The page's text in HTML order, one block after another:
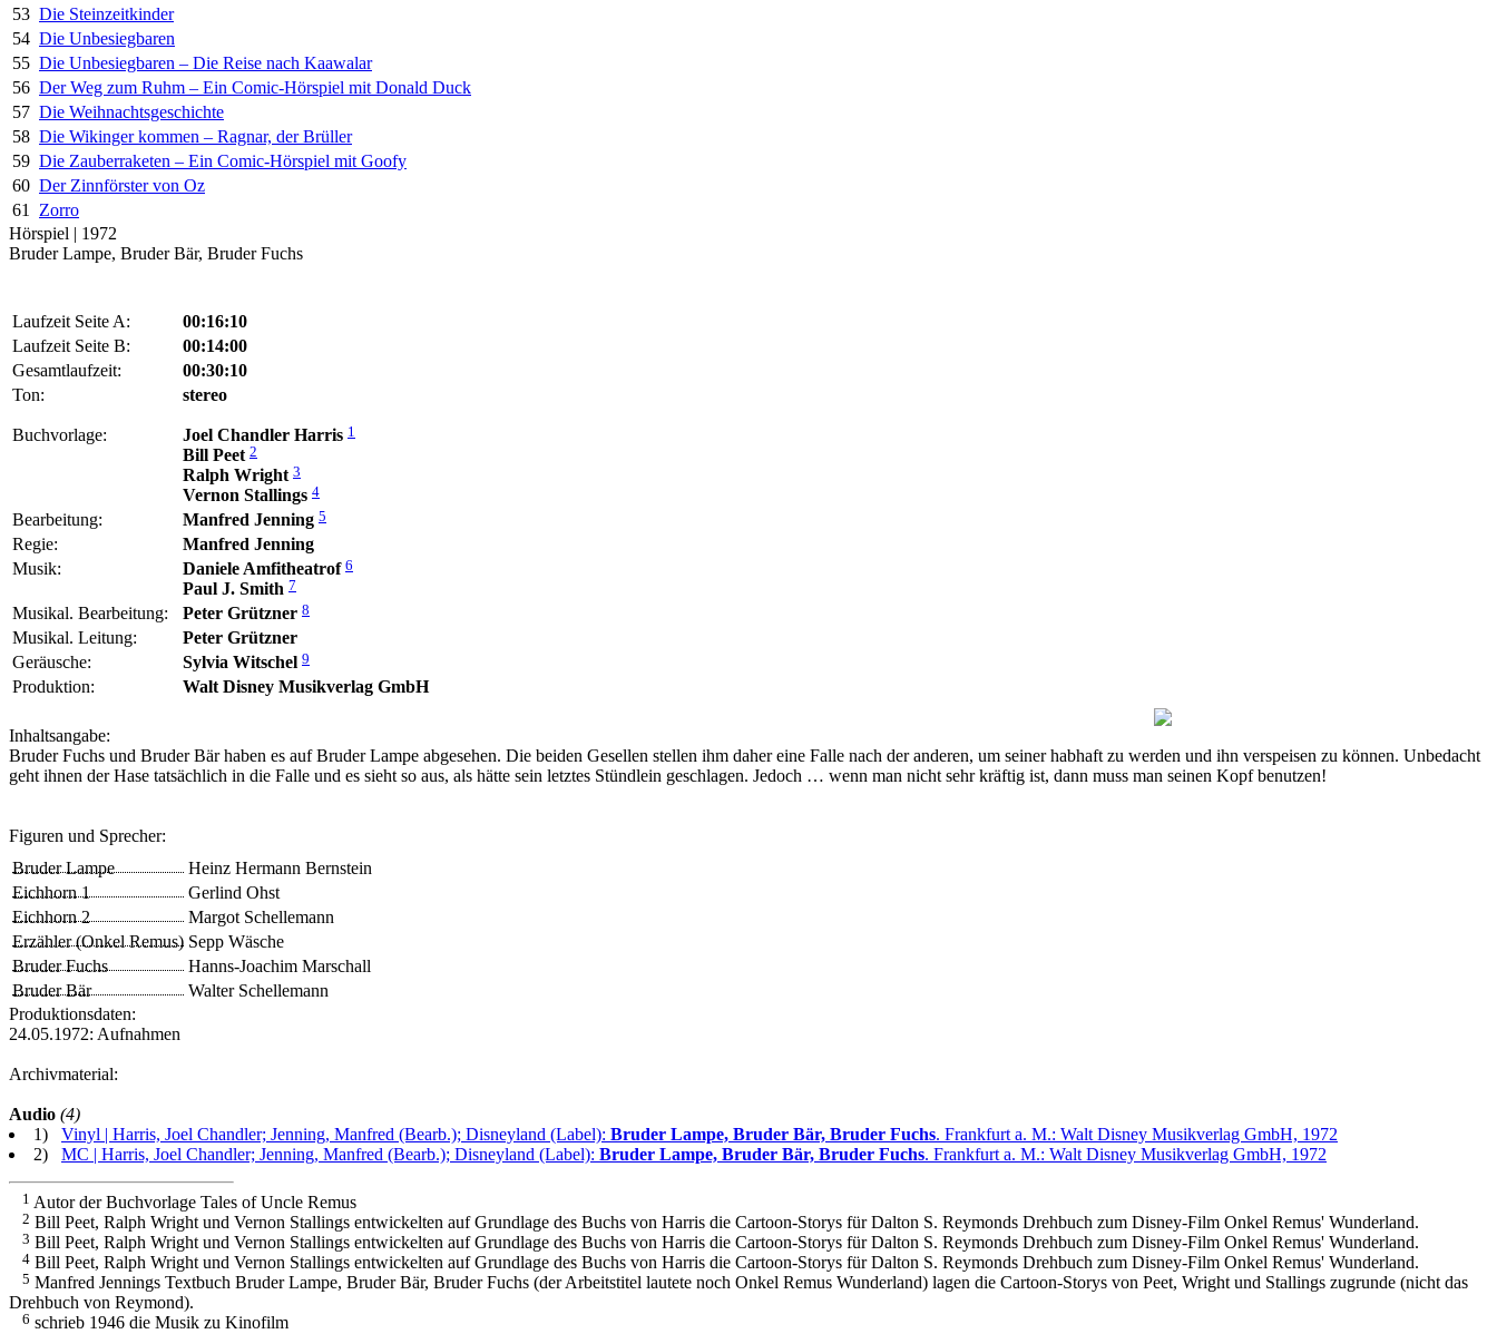
53 Die Steinzeitkinder
54 Die Unbesiegbaren
55 Die Unbesiegbaren – Die Reise nach Kaawalar
56 Der Weg zum Ruhm – Ein Comic-Hörspiel mit Donald Duck
57 Die Weihnachtsgeschichte
58 Die Wikinger kommen – Ragnar, der Brüller
59 Die Zauberraketen – Ein Comic-Hörspiel mit Goofy
60 Der Zinnförster von Oz
61
Zorro
Hörspiel | 1972
Bruder Lampe, Bruder Bär, Bruder Fuchs
Laufzeit Seite A:
00:16:10
Laufzeit Seite B:
00:14:00
Gesamtlaufzeit:
00:30:10
Ton:
stereo
Buchvorlage: Joel Chandler Harris 1
Bill Peet 2
Ralph Wright 3
Vernon Stallings 4
Bearbeitung: Manfred Jenning 5
Regie:
Manfred Jenning
Musik:
Daniele Amfitheatrof 6
Paul J. Smith 7
Musikal. Bearbeitung: Peter Grützner 8
Musikal. Leitung:
Peter Grützner
Geräusche:
Sylvia Witschel 9
Produktion: Walt Disney Musikverlag GmbH
Inhaltsangabe:
Bruder Fuchs und Bruder Bär haben es auf Bruder Lampe abgesehen. Die beiden Gesellen stellen ihm daher eine Falle nach der anderen, um seiner habhaft zu werden und ihn verspeisen zu können. Unbedacht
geht ihnen der Hase tatsächlich in die Falle und es sieht so aus, als hätte sein letztes Stündlein geschlagen. Jedoch … wenn man nicht sehr kräftig ist, dann muss man seinen Kopf benutzen!
Figuren und Sprecher:
Bruder Lampe
Heinz Hermann Bernstein
Eichhorn 1
Gerlind Ohst
Eichhorn 2
Margot Schellemann
Erzähler (Onkel Remus) Sepp Wäsche
Bruder Fuchs
Hanns-Joachim Marschall
Bruder Bär
Walter Schellemann
Produktionsdaten:
24.05.1972: Aufnahmen
Archivmaterial:
Audio (4)
1) Vinyl | Harris, Joel Chandler; Jenning, Manfred (Bearb.); Disneyland (Label): Bruder Lampe, Bruder Bär, Bruder Fuchs. Frankfurt a. M.: Walt Disney Musikverlag GmbH, 1972
2) MC | Harris, Joel Chandler; Jenning, Manfred (Bearb.); Disneyland (Label): Bruder Lampe, Bruder Bär, Bruder Fuchs. Frankfurt a. M.: Walt Disney Musikverlag GmbH, 1972
1 Autor der Buchvorlage Tales of Uncle Remus
2 Bill Peet, Ralph Wright und Vernon Stallings entwickelten auf Grundlage des Buchs von Harris die Cartoon-Storys fürDalton S. Reymonds Drehbuch zum Disney-Film Onkel Remus' Wunderland.
3 Bill Peet, Ralph Wright und Vernon Stallings entwickelten auf Grundlage des Buchs von Harris die Cartoon-Storys fürDalton S. Reymonds Drehbuch zum Disney-Film Onkel Remus' Wunderland.
4 Bill Peet, Ralph Wright und Vernon Stallings entwickelten auf Grundlage des Buchs von Harris die Cartoon-Storys fürDalton S. Reymonds Drehbuch zum Disney-Film Onkel Remus' Wunderland.
5 Manfred Jennings Textbuch Bruder Lampe, Bruder Bär, Bruder Fuchs (der Arbeitstitel lautete noch Onkel Remus Wunderland) lagen die Cartoon-Storys von Peet, Wright und Stallings zugrunde (nicht das
Drehbuch von Reymond).
6 schrieb 1946 die Musik zu Kinofilm